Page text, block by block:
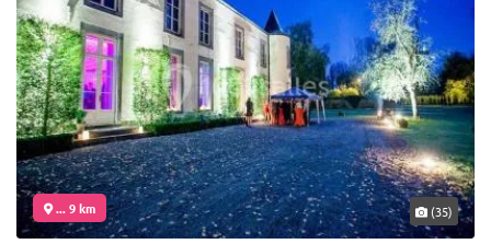
... 9 km (35)